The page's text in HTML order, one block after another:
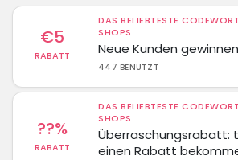
€5
RABATT
DAS BELIEBTESTE
SHOPS
Neue Kunden
447 BENUTZT
??%
RABATT
DAS BELIEBTESTE
SHOPS
Überraschungsrabatt:
einen Rabatt